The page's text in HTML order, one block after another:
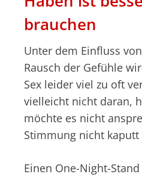
brauchen
Unter dem Einfluss
Rausch der Gefühle
Sex leider viel zu oft
vielleicht nicht daran,
möchte es nicht
Stimmung nicht kaputt
Einen One-Night-